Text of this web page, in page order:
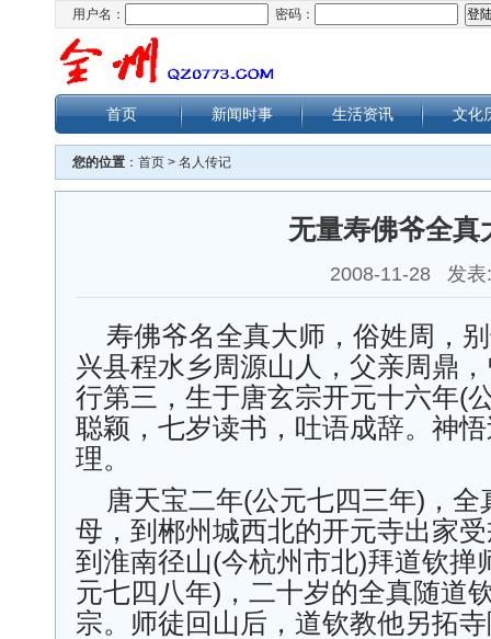
用户名： 密码：
首页 新闻时事 生活资讯 文化
您的位置 ： 首页 > 名人传记
无量寿佛爷全真
2008-11-28 发表:
寿佛爷名全真大师，俗姓周，
兴县程水乡周源山人，父亲周鼎
行第三，生于唐玄宗开元十六年(
聪颖，七岁读书，吐语成辞。神
理。
唐天宝二年(公元七四三年)，
母，到郴州城西北的开元寺出家
到淮南径山(今杭州市北)拜道钦掸
元七四八年)，二十岁的全真随道
宗。师徒回山后，道钦教他另拓